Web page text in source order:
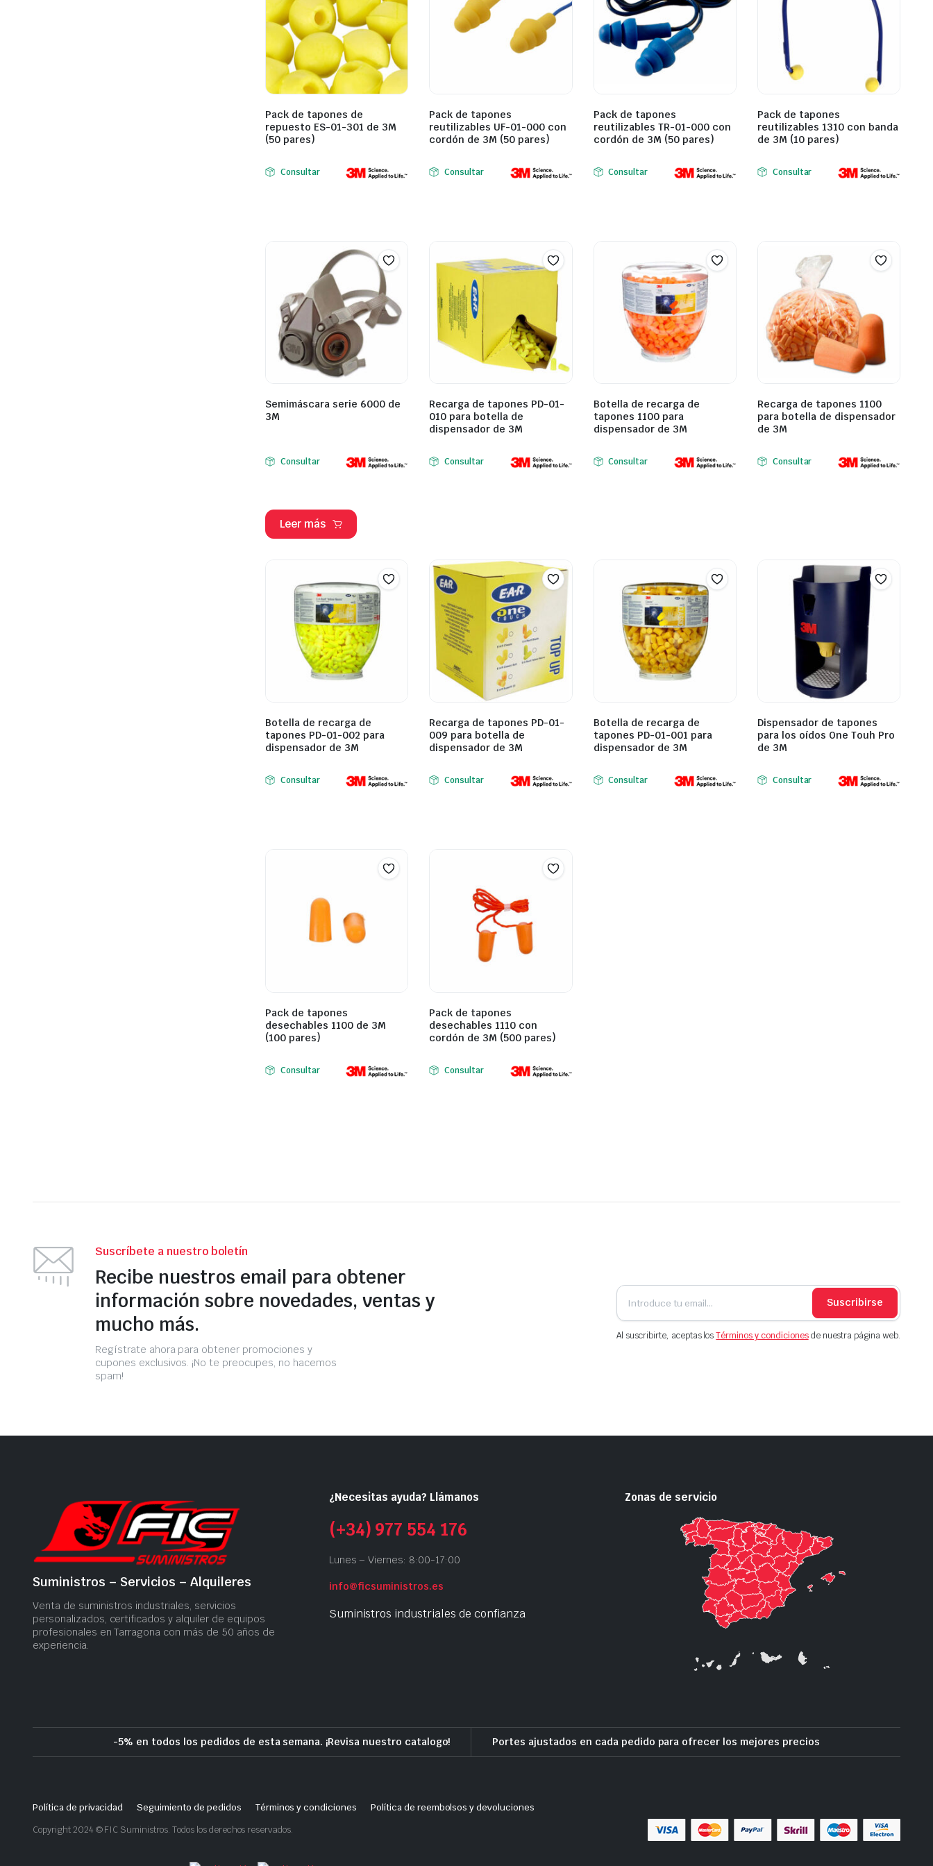
Pack de tapones de
repuesto ES-01-301 de 3M
(50 pares)
Consultar
Pack de tapones
reutilizables UF-01-000 con
cordón de 3M (50 pares)
Consultar
Pack de tapones
reutilizables TR-01-000 con
cordón de 3M (50 pares)
Consultar
Pack de tapones
reutilizables 1310 con banda
de 3M (10 pares)
Consultar
Semimáscara serie 6000 de
3M
Consultar
Leer más
Recarga de tapones PD-01-
010 para botella de
dispensador de 3M
Consultar
Botella de recarga de
tapones 1100 para
dispensador de 3M
Consultar
Recarga de tapones 1100
para botella de dispensador
de 3M
Consultar
Botella de recarga de
tapones PD-01-002 para
dispensador de 3M
Consultar
Recarga de tapones PD-01-
009 para botella de
dispensador de 3M
Consultar
Botella de recarga de
tapones PD-01-001 para
dispensador de 3M
Consultar
Dispensador de tapones
para los oídos One Touh Pro
de 3M
Consultar
Pack de tapones
desechables 1100 de 3M
(100 pares)
Consultar
Pack de tapones
desechables 1110 con
cordón de 3M (500 pares)
Consultar
Suscríbete a nuestro boletín
Recibe nuestros email para obtener
información sobre novedades, ventas y
mucho más.
Regístrate ahora para obtener promociones y
cupones exclusivos. ¡No te preocupes, no hacemos
spam!
Suscribirse
Al suscribirte, aceptas losTérminos y condicionesde nuestra página web.
Suministros – Servicios – Alquileres
Venta de suministros industriales, servicios
personalizados, certificados y alquiler de equipos
profesionales en Tarragona con más de 50 años de
experiencia.
¿Necesitas ayuda? Llámanos
(+34) 977 554 176
Lunes – Viernes: 8:00-17:00
info@ficsuministros.es
Suministros industriales de confianza
Zonas de servicio
-5% en todos los pedidos de esta semana. ¡Revisa nuestro catalogo! Portes ajustados en cada pedido para ofrecer los mejores precios
Política de privacidad Seguimiento de pedidos Términos y condiciones
Política de reembolsos y devoluciones
Copyright 2024 © FIC Suministros. Todos los derechos reservados.